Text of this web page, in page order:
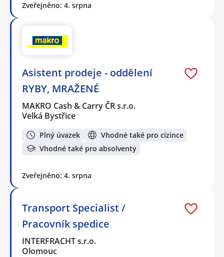
Zveřejněno: 4. srpna
Asistent prodeje - oddělení
RYBY, MRAŽENÉ
MAKRO Cash & Carry ČR s.r.o.
Velká Bystřice
Plný úvazek
Vhodné také pro cizince
Vhodné také pro absolventy
Zveřejněno: 4. srpna
Transport Specialist /
Pracovník spedice
INTERFRACHT s.r.o.
Olomouc